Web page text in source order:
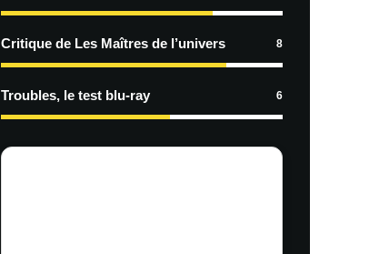
Critique de Les Maîtres de l’univers 8
Troubles, le test blu-ray 6